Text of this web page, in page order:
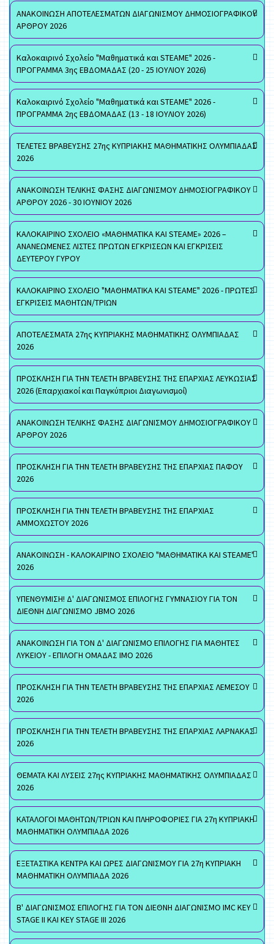
ΑΝΑΚΟΙΝΩΣΗ ΑΠΟΤΕΛΕΣΜΑΤΩΝ ΔΙΑΓΩΝΙΣΜΟΥ ΔΗΜΟΣΙΟΓΡΑΦΙΚΟΥ
ΑΡΘΡΟΥ 2026
Καλοκαιρινό Σχολείο "Μαθηματικά και STEAME" 2026 -
ΠΡΟΓΡΑΜΜΑ 3ης ΕΒΔΟΜΑΔΑΣ (20 - 25 ΙΟΥΛΙΟΥ 2026)
Καλοκαιρινό Σχολείο "Μαθηματικά και STEAME" 2026 -
ΠΡΟΓΡΑΜΜΑ 2ης ΕΒΔΟΜΑΔΑΣ (13 - 18 ΙΟΥΛΙΟΥ 2026)
ΤΕΛΕΤΕΣ ΒΡΑΒΕΥΣΗΣ 27ης ΚΥΠΡΙΑΚΗΣ ΜΑΘΗΜΑΤΙΚΗΣ ΟΛΥΜΠΙΑΔΑΣ
2026
ΑΝΑΚΟΙΝΩΣΗ ΤΕΛΙΚΗΣ ΦΑΣΗΣ ΔΙΑΓΩΝΙΣΜΟΥ ΔΗΜΟΣΙΟΓΡΑΦΙΚΟΥ
ΑΡΘΡΟΥ 2026 - 30 ΙΟΥΝΙΟΥ 2026
ΚΑΛΟΚΑΙΡΙΝΟ ΣΧΟΛΕΙΟ «ΜΑΘΗΜΑΤΙΚΑ ΚΑΙ STEAME» 2026 –
ΑΝΑΝΕΩΜΕΝΕΣ ΛΙΣΤΕΣ ΠΡΩΤΩΝ ΕΓΚΡΙΣΕΩΝ ΚΑΙ ΕΓΚΡΙΣΕΙΣ
ΔΕΥΤΕΡΟΥ ΓΥΡΟΥ
ΚΑΛΟΚΑΙΡΙΝΟ ΣΧΟΛΕΙΟ "ΜΑΘΗΜΑΤΙΚΑ ΚΑΙ STEAME" 2026 - ΠΡΩΤΕΣ
ΕΓΚΡΙΣΕΙΣ ΜΑΘΗΤΩΝ/ΤΡΙΩΝ
ΑΠΟΤΕΛΕΣΜΑΤΑ 27ης ΚΥΠΡΙΑΚΗΣ ΜΑΘΗΜΑΤΙΚΗΣ ΟΛΥΜΠΙΑΔΑΣ
2026
ΠΡΟΣΚΛΗΣΗ ΓΙΑ ΤΗΝ ΤΕΛΕΤΗ ΒΡΑΒΕΥΣΗΣ ΤΗΣ ΕΠΑΡΧΙΑΣ ΛΕΥΚΩΣΙΑΣ
2026 (Επαρχιακοί και Παγκύπριοι Διαγωνισμοί)
ΑΝΑΚΟΙΝΩΣΗ ΤΕΛΙΚΗΣ ΦΑΣΗΣ ΔΙΑΓΩΝΙΣΜΟΥ ΔΗΜΟΣΙΟΓΡΑΦΙΚΟΥ
ΑΡΘΡΟΥ 2026
ΠΡΟΣΚΛΗΣΗ ΓΙΑ ΤΗΝ ΤΕΛΕΤΗ ΒΡΑΒΕΥΣΗΣ ΤΗΣ ΕΠΑΡΧΙΑΣ ΠΑΦΟΥ
2026
ΠΡΟΣΚΛΗΣΗ ΓΙΑ ΤΗΝ ΤΕΛΕΤΗ ΒΡΑΒΕΥΣΗΣ ΤΗΣ ΕΠΑΡΧΙΑΣ
ΑΜΜΟΧΩΣΤΟΥ 2026
ΑΝΑΚΟΙΝΩΣΗ - ΚΑΛΟΚΑΙΡΙΝΟ ΣΧΟΛΕΙΟ "ΜΑΘΗΜΑΤΙΚΑ ΚΑΙ STEAME"
2026
ΥΠΕΝΘΥΜΙΣΗ! Δ' ΔΙΑΓΩΝΙΣΜΟΣ ΕΠΙΛΟΓΗΣ ΓΥΜΝΑΣΙΟΥ ΓΙΑ ΤΟΝ
ΔΙΕΘΝΗ ΔΙΑΓΩΝΙΣΜΟ JBMO 2026
ΑΝΑΚΟΙΝΩΣΗ ΓΙΑ ΤΟΝ Δ' ΔΙΑΓΩΝΙΣΜΟ ΕΠΙΛΟΓΗΣ ΓΙΑ ΜΑΘΗΤΕΣ
ΛΥΚΕΙΟΥ - ΕΠΙΛΟΓΗ ΟΜΑΔΑΣ ΙΜΟ 2026
ΠΡΟΣΚΛΗΣΗ ΓΙΑ ΤΗΝ ΤΕΛΕΤΗ ΒΡΑΒΕΥΣΗΣ ΤΗΣ ΕΠΑΡΧΙΑΣ ΛΕΜΕΣΟΥ
2026
ΠΡΟΣΚΛΗΣΗ ΓΙΑ ΤΗΝ ΤΕΛΕΤΗ ΒΡΑΒΕΥΣΗΣ ΤΗΣ ΕΠΑΡΧΙΑΣ ΛΑΡΝΑΚΑΣ
2026
ΘΕΜΑΤΑ ΚΑΙ ΛΥΣΕΙΣ 27ης ΚΥΠΡΙΑΚΗΣ ΜΑΘΗΜΑΤΙΚΗΣ ΟΛΥΜΠΙΑΔΑΣ
2026
ΚΑΤΑΛΟΓΟΙ ΜΑΘΗΤΩΝ/ΤΡΙΩΝ ΚΑΙ ΠΛΗΡΟΦΟΡΙΕΣ ΓΙΑ 27η ΚΥΠΡΙΑΚΗ
ΜΑΘΗΜΑΤΙΚΗ ΟΛΥΜΠΙΑΔΑ 2026
ΕΞΕΤΑΣΤΙΚΑ ΚΕΝΤΡΑ ΚΑΙ ΩΡΕΣ ΔΙΑΓΩΝΙΣΜΟΥ ΓΙΑ 27η ΚΥΠΡΙΑΚΗ
ΜΑΘΗΜΑΤΙΚΗ ΟΛΥΜΠΙΑΔΑ 2026
Β' ΔΙΑΓΩΝΙΣΜΟΣ ΕΠΙΛΟΓΗΣ ΓΙΑ ΤΟΝ ΔΙΕΘΝΗ ΔΙΑΓΩΝΙΣΜΟ IMC KEY
STAGE II ΚΑΙ KEY STAGE III 2026